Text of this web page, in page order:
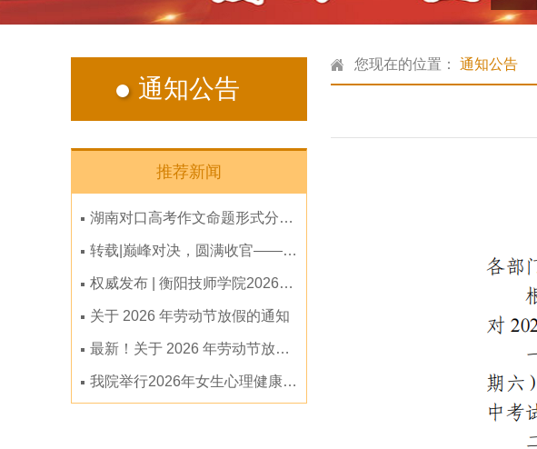
通知公告
推荐新闻
湖南对口高考作文命题形式分析（2011-2026年）
转载|巅峰对决，圆满收官——学院第十五届学生篮球赛落下帷幕
权威发布 | 衡阳技师学院2026年招生简章
关于 2026 年劳动节放假的通知
最新！关于 2026 年劳动节放假的通知
我院举行2026年女生心理健康专题讲座
您现在的位置： 通知公告